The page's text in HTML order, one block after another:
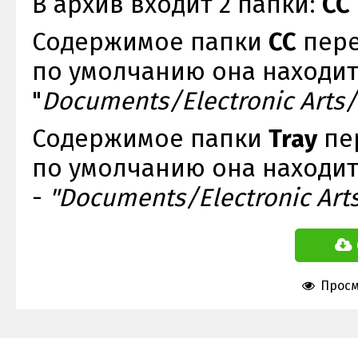
Содержимое папки CC
по умолчанию она
"Documents/Electronic
Содержимое папки Tray
по умолчанию она
- "Documents/Electronic